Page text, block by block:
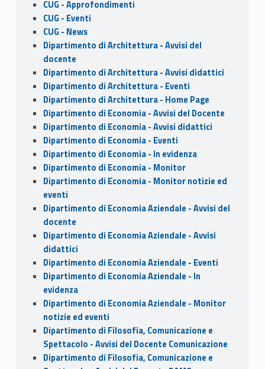
CUG - Approfondimenti
CUG - Eventi
CUG - News
Dipartimento di Architettura - Avvisi del
docente
Dipartimento di Architettura - Avvisi didattici
Dipartimento di Architettura - Eventi
Dipartimento di Architettura - Home Page
Dipartimento di Economia - Avvisi del Docente
Dipartimento di Economia - Avvisi didattici
Dipartimento di Economia - Eventi
Dipartimento di Economia - In evidenza
Dipartimento di Economia - Monitor
Dipartimento di Economia - Monitor notizie ed
eventi
Dipartimento di Economia Aziendale - Avvisi del
docente
Dipartimento di Economia Aziendale - Avvisi
didattici
Dipartimento di Economia Aziendale - Eventi
Dipartimento di Economia Aziendale - In
evidenza
Dipartimento di Economia Aziendale - Monitor
notizie ed eventi
Dipartimento di Filosofia, Comunicazione e
Spettacolo - Avvisi del Docente Comunicazione
Dipartimento di Filosofia, Comunicazione e